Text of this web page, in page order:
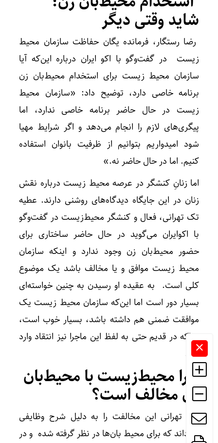
شاید وقتی دیگر
رضا رستگار، فرمانده یگان حفاظت سازمان محیط
زیست در گفت‌وگو با اکو ایران درباره این‌که آیا
سازمان محیط زیست برای استخدام محیط‌بان زن
برنامه خاصی دارد، توضیح داد: «سازمان محیط
زیست در حال حاضر برنامه خاصی ندارد، ‌اما
پیگری‌های لازم را انجام می‌دهد و اگر شرایط مهیا
شود امیدواریم بتوانیم از ظرفیت بانوان استفاده
کنیم. اما در حال حاضر نه.»
اما زنانِ کنشگر در عرصه محیط زیست درباره نقش
زنان در این جایگاه دیدگاه‌های روشنی دارند. عطیه
تک تهرانی، فعال و کنشگر محیط‌زیست در گفت‌و‌گو
با اکوایران می‌گوید در حال حاضر ساختاری برای
حضور محیط‌بان زن وجود ندارد و اینکه سازمان
محیط زیست موافق و یا مخالف باشد یک موضوع
کلی است. به عقیده او رسیدن به چنین خواسته‌ای
بسیار دور است اما این‌که سازمان محیط زیست یک
موافقت ضمنی هم داشته باشد، بسیار خوب است،
چرا‌که در قدیم حتی به لفظ این ماجرا نیز انتقاد وارد
بود.
چرا محیط‌زیست با محیط‌بان
زن مخالف است؟
تک تهرانی این مخالفت را به دلیل شرح وظایفی
می‌داند که برای محیط بان‌ها در نظر گرفته شده و در